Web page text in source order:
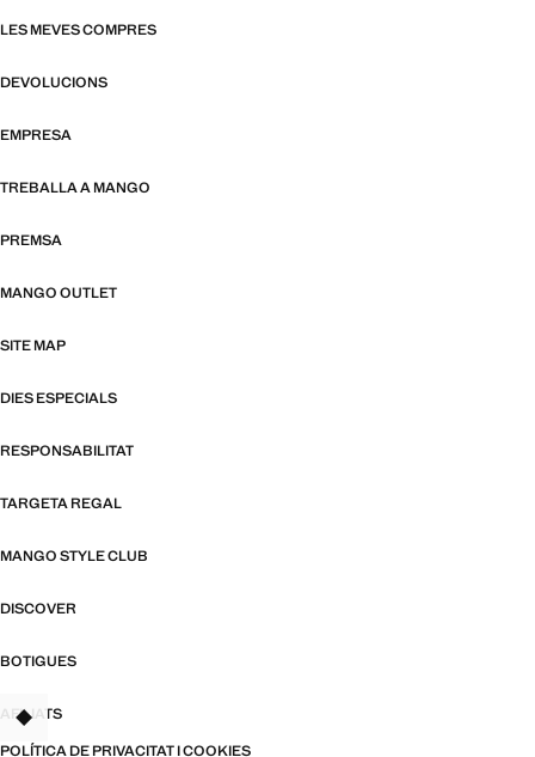
LES MEVES COMPRES
DEVOLUCIONS
EMPRESA
TREBALLA A MANGO
PREMSA
MANGO OUTLET
SITE MAP
DIES ESPECIALS
RESPONSABILITAT
TARGETA REGAL
MANGO STYLE CLUB
DISCOVER
BOTIGUES
AFILIATS
POLÍTICA DE PRIVACITAT I COOKIES